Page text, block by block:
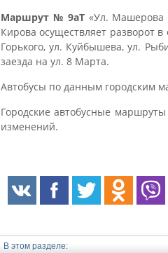
Маршрут № 9аТ«Ул. Машерова
Кирова осуществляет разворот
Горького, ул. Куйбышева, ул.
заезда на ул. 8 Марта.
Автобусы по данным городским
Городские автобусные
изменений.
В этом разделе: